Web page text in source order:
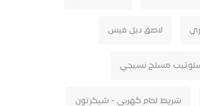
لاصق دبل فيس
مسلح نسيجي
شريط لحام كهربي - شيكرتون